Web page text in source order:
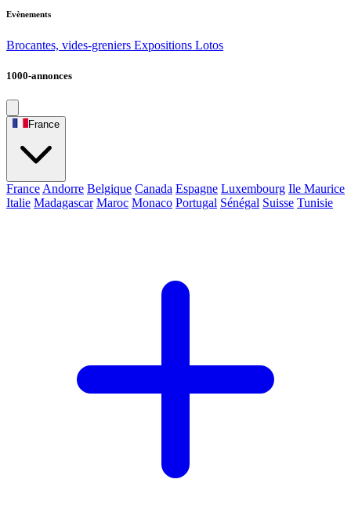
Evènements
Brocantes, vides-greniers Expositions Lotos
1000-annonces
France
France Andorre Belgique Canada Espagne Luxembourg Ile Maurice
Italie Madagascar Maroc Monaco Portugal Sénégal Suisse Tunisie